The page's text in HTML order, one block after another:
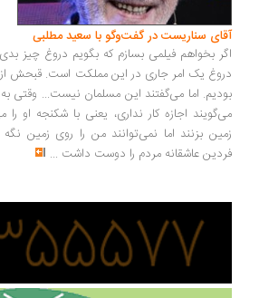
آقای سناریست در گفت‌وگو با سعید مطلبی
اگر بخواهم فیلمی بسازم که بگویم دروغ چیز
دروغ یک امر جاری در این مملکت است. قبحش از
بودیم. اما می‌گفتند این مسلمان نیست... وقتی
می‌گویند اجازه کار نداری، یعنی با شکنجه او
زمین بزنند اما نمی‌توانند من را روی زمین
فردین عاشقانه مردم را دوست داشت ...